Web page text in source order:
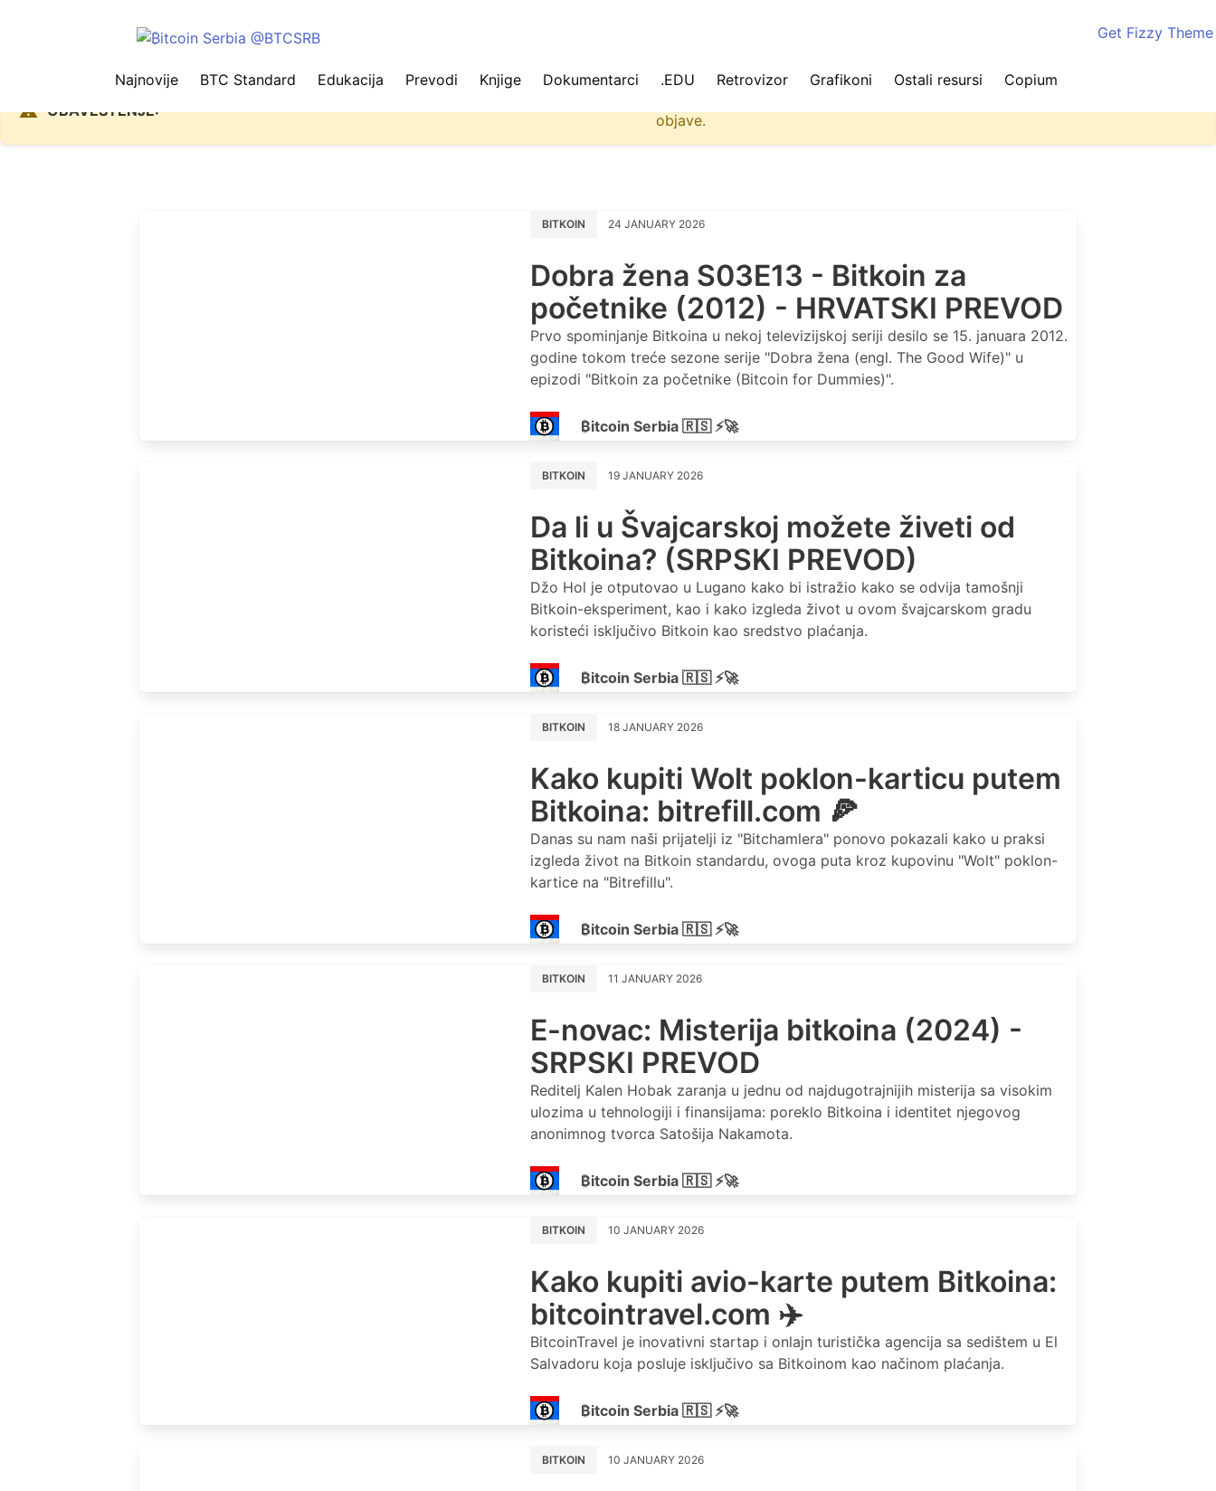
⚠️ OBAVEŠTENJE:
objave.
Najnovije BTC Standard Edukacija Prevodi Knjige Dokumentarci .EDU Retrovizor Grafikoni Ostali resursi Copium
Get Fizzy Theme
BITKOIN 24 JANUARY 2026
Dobra žena S03E13 - Bitkoin za
početnike (2012) - HRVATSKI PREVOD
Prvo spominjanje Bitkoina u nekoj televizijskoj seriji desilo se 15. januara 2012.
godine tokom treće sezone serije "Dobra žena (engl. The Good Wife)" u
epizodi "Bitkoin za početnike (Bitcoin for Dummies)".
₿itcoin Serbia 🇷🇸 ⚡🚀
BITKOIN 19 JANUARY 2026
Da li u Švajcarskoj možete živeti od
Bitkoina? (SRPSKI PREVOD)
Džo Hol je otputovao u Lugano kako bi istražio kako se odvija tamošnji
Bitkoin-eksperiment, kao i kako izgleda život u ovom švajcarskom gradu
koristeći isključivo Bitkoin kao sredstvo plaćanja.
₿itcoin Serbia 🇷🇸 ⚡🚀
BITKOIN 18 JANUARY 2026
Kako kupiti Wolt poklon-karticu putem
Bitkoina: bitrefill.com 🍕
Danas su nam naši prijatelji iz "Bitchamlera" ponovo pokazali kako u praksi
izgleda život na Bitkoin standardu, ovoga puta kroz kupovinu "Wolt" poklon-
kartice na "Bitrefillu".
₿itcoin Serbia 🇷🇸 ⚡🚀
BITKOIN 11 JANUARY 2026
E-novac: Misterija bitkoina (2024) -
SRPSKI PREVOD
Reditelj Kalen Hobak zaranja u jednu od najdugotrajnijih misterija sa visokim
ulozima u tehnologiji i finansijama: poreklo Bitkoina i identitet njegovog
anonimnog tvorca Satošija Nakamota.
₿itcoin Serbia 🇷🇸 ⚡🚀
BITKOIN 10 JANUARY 2026
Kako kupiti avio-karte putem Bitkoina:
bitcointravel.com ✈️
BitcoinTravel je inovativni startap i onlajn turistička agencija sa sedištem u El
Salvadoru koja posluje isključivo sa Bitkoinom kao načinom plaćanja.
₿itcoin Serbia 🇷🇸 ⚡🚀
BITKOIN 10 JANUARY 2026